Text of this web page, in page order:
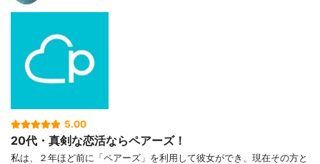
5.00
20代・真剣な恋活ならペアーズ！
私は、２年ほど前に「ペアーズ」を利用して彼女ができ、現在その方と